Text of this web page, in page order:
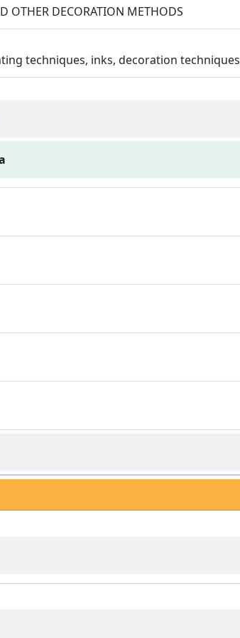
OTHER DECORATION METHODS
techniques, inks, decoration techniques